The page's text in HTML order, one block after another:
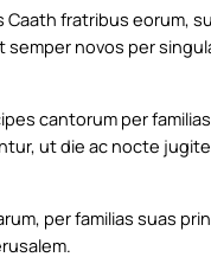
Caath fratribus eorum,
semper novos per
cantorum per
ut die ac nocte
per familias suas